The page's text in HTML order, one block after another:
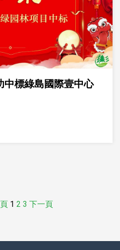
中標綠島國際壹中心
1 2 3 下一頁